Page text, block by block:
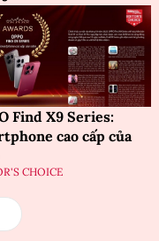
Find X9 Series:
cao cấp của
CHOICE